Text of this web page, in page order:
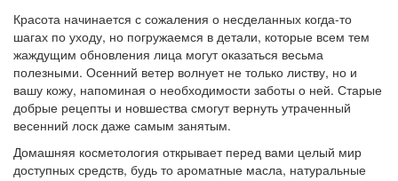
Красота начинается с сожаления о несделанных когда-то
шагах по уходу, но погружаемся в детали, которые всем тем
жаждущим обновления лица могут оказаться весьма
полезными. Осенний ветер волнует не только листву, но и
вашу кожу, напоминая о необходимости заботы о ней. Старые
добрые рецепты и новшества смогут вернуть утраченный
весенний лоск даже самым занятым.
Домашняя косметология открывает перед вами целый мир
доступных средств, будь то ароматные масла, натуральные